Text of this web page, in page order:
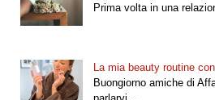
Prima volta in una
La mia beauty routine
Buongiorno amiche di